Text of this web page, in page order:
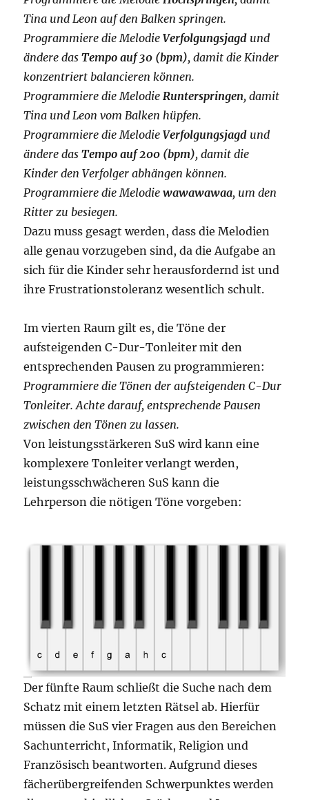
Tina und Leon auf den Balken springen.
Programmiere die MelodieVerfolgungsjagd und
ändere dasTempo auf 30 (bpm), damit die Kinder
konzentriert balancieren können.
Programmiere die MelodieRunterspringen, damit
Tina und Leon vom Balken hüpfen.
Programmiere die MelodieVerfolgungsjagd und
ändere dasTempo auf 200 (bpm), damit die
Kinder den Verfolger abhängen können.
Programmiere die Melodie wawawawaa, um den
Ritter zu besiegen.
Dazu muss gesagt werden, dass die Melodien
alle genau vorzugeben sind, da die Aufgabe an
sich für die Kinder sehr herausfordernd ist und
ihre Frustrationstoleranz wesentlich schult.
Im vierten Raum gilt es, die Töne der
aufsteigenden C-Dur-Tonleiter mit den
entsprechenden Pausen zu programmieren:
Programmiere die Tönen der aufsteigenden C-Dur
Tonleiter. Achte darauf, entsprechende Pausen
zwischen den Tönen zu lassen.
Von leistungsstärkeren SuS wird kann eine
komplexere Tonleiter verlangt werden,
leistungsschwächeren SuS kann die
Lehrperson die nötigen Töne vorgeben:
Der fünfte Raum schließt die Suche nach dem
Schatz mit einem letzten Rätsel ab. Hierfür
müssen die SuS vier Fragen aus den Bereichen
Sachunterricht, Informatik, Religion und
Französisch beantworten. Aufgrund dieses
fächerübergreifenden Schwerpunktes werden